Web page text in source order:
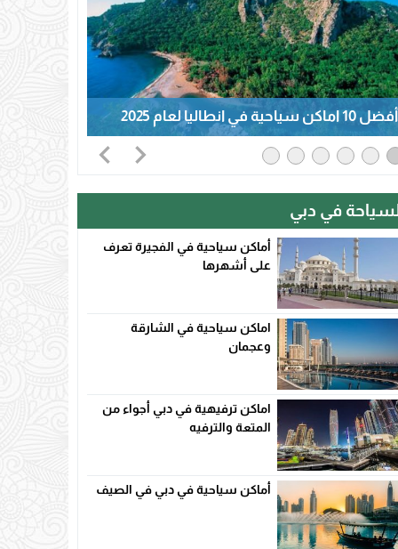
أفضل 10 اماكن سياحية في انطاليا لعام 2025
في دبي
أماكن سياحية في الفجيرة تعرف
على أشهرها
اماكن سياحية في الشارقة
وعجمان
اماكن ترفيهية في دبي أجواء من
المتعة والترفيه
أماكن سياحية في دبي في الصيف